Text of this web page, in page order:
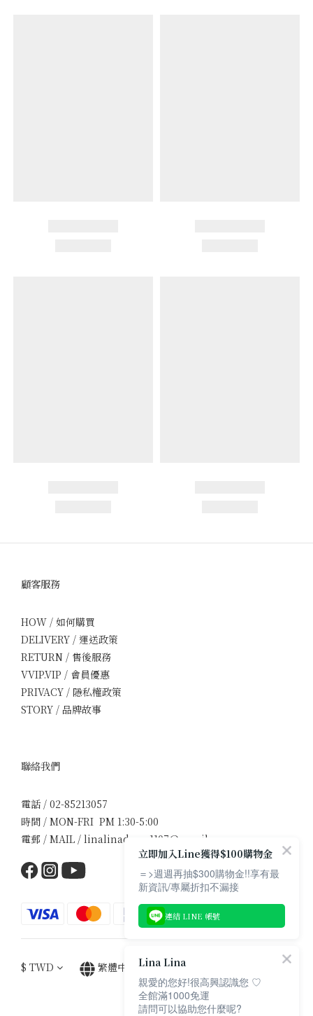
顧客服務
HOW / 如何購買
DELIVERY / 運送政策
RETURN / 售後服務
VVIP.VIP / 會員優惠
PRIVACY / 隱私權政策
STORY / 品牌故事
聯絡我們
電話 / 02-85213057
時間 / MON-FRI PM 1:30-5:00
電郵 / MAIL / linalinadress1107@gmail.com
$ TWD 繁體中文
立即加入Line獲得$100購物金
＝>週週再抽$300購物金!!享有最
新資訊/專屬折扣不漏接
連結 LINE 帳號
Lina Lina
親愛的您好!很高興認識您 ♡
全館滿1000免運
請問可以協助您什麼呢?